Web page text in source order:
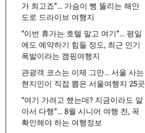
가 최고죠”… 가슴이 뻥 뚫리는 해안
도로 드라이브 여행지
“이번 휴가는 호텔 말고 여기”… 평일
에도 예약하기 힘들 정도, 최근 인기
폭발이라는 캠핑여행지
관광객 코스는 이제 그만… 서울 사는
현지인이 직접 뽑은 서울여행지 25곳
“여기 가려고 했는데? 지금이라도 알
아서 다행”… 8월 시니어 여행 전, 꼭
확인해야 하는 여행정보